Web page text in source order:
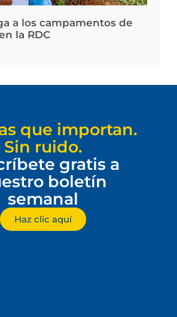
a los campamentos de
la RDC
que importan.
Sin ruido.
gratis a
boletín
semanal
Haz clic aquí